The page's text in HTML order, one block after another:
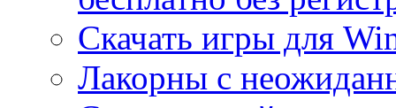
Скачать игры для
Лакорны с